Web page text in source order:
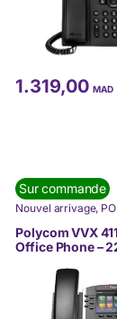
1.319,00MAD
Sur commande
Nouvel arrivage,
SOLUTION DE
COMMUNICATION,
TÉLÉPHONIE ,
(VoIP)
Polycom VVX
Office Phone –